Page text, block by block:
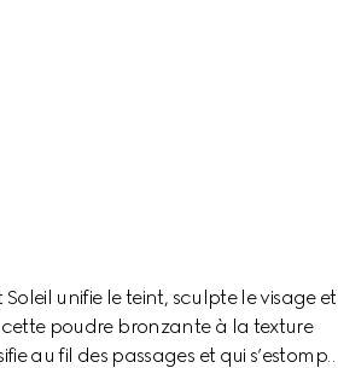
unifie le teint, sculpte le visage et
poudre bronzante à la texture
au fil des passages et qui s’estompe